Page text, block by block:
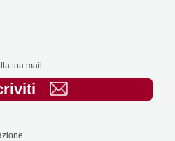
tua mail